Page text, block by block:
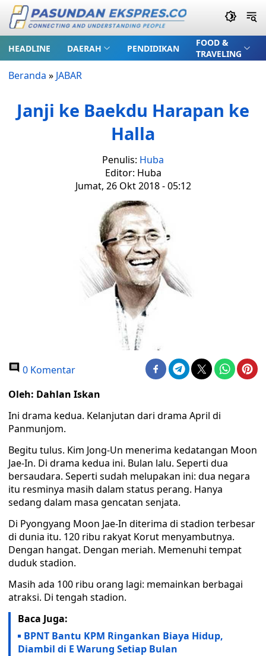
HEADLINE DAERAH PENDIDIKAN
FOOD &
TRAVELING
Beranda » JABAR
Janji ke Baekdu Harapan ke
Halla
Penulis: Huba
Editor: Huba
Jumat, 26 Okt 2018 - 05:12
0 Komentar
Oleh: Dahlan Iskan
Ini drama kedua. Kelanjutan dari drama April di
Panmunjom.
Begitu tulus. Kim Jong-Un menerima kedatangan Moon
Jae-In. Di drama kedua ini. Bulan lalu. Seperti dua
bersaudara. Seperti sudah melupakan ini: dua negara
itu resminya masih dalam status perang. Hanya
sedang dalam masa gencatan senjata.
Di Pyongyang Moon Jae-In diterima di stadion terbesar
di dunia itu. 120 ribu rakyat Korut menyambutnya.
Dengan hangat. Dengan meriah. Memenuhi tempat
duduk stadion.
Masih ada 100 ribu orang lagi: memainkan berbagai
atraksi. Di tengah stadion.
Baca Juga:
BPNT Bantu KPM Ringankan Biaya Hidup,
Diambil di E Warung Setiap Bulan